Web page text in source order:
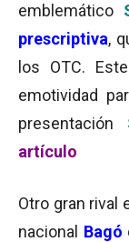
emblemático
prescriptiva,
los OTC.
emotividad
presentación
artículo
Otro gran rival
nacional Bagó